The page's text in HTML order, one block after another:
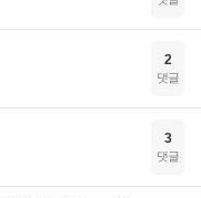
2
댓글
3
댓글